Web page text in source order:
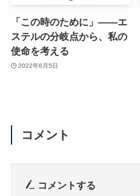
「この時のために」——エ
ステルの分岐点から、私の
使命を考える
2022年6月5日
コメント
コメントする